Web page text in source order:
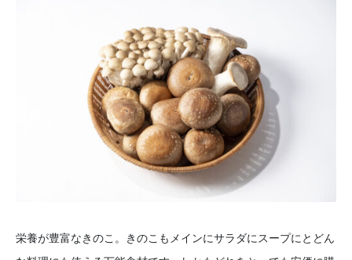
栄養が豊富なきのこ。きのこもメインにサラダにスープにとどん